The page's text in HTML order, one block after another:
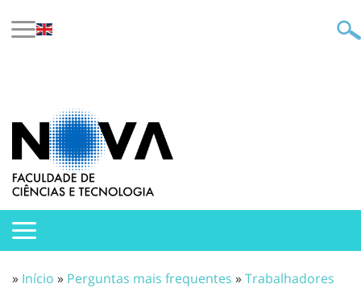
» Início » Perguntas mais frequentes »Trabalhadores